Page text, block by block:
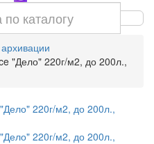
"Дело" 220г/м2, до 200л.,